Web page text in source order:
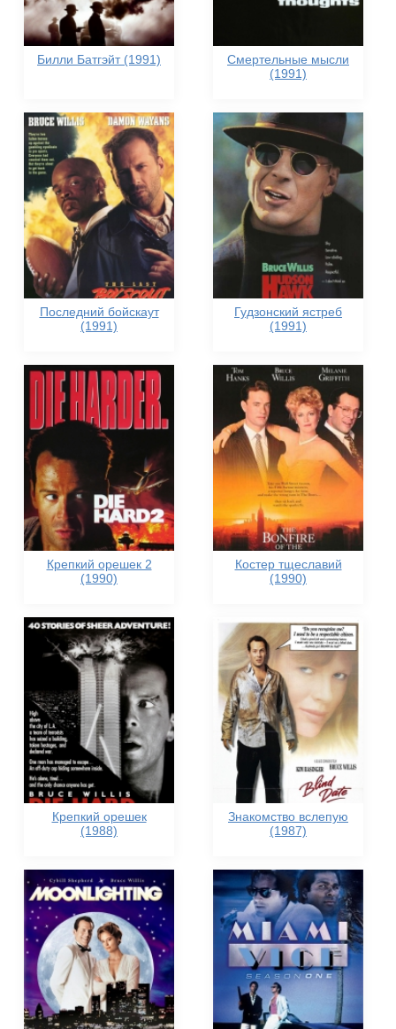
Билли Батгэйт (1991)
Смертельные мысли
(1991)
Последний бойскаут
(1991)
Гудзонский ястреб
(1991)
Крепкий орешек 2
(1990)
Костер тщеславий
(1990)
Крепкий орешек
(1988)
Знакомство вслепую
(1987)